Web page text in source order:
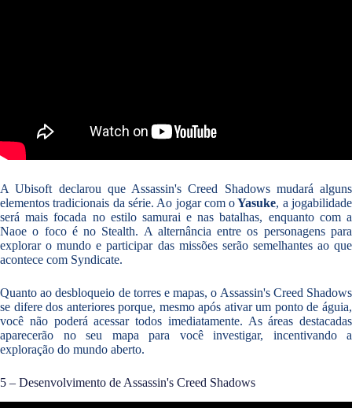
A Ubisoft declarou que Assassin's Creed Shadows mudará alguns
elementos tradicionais da série. Ao jogar com oYasuke, a jogabilidade
será mais focada no estilo samurai e nas batalhas, enquanto com a
Naoe o foco é no Stealth. A alternância entre os personagens para
explorar o mundo e participar das missões serão semelhantes ao que
acontece com Syndicate.
Quanto ao desbloqueio de torres e mapas, o Assassin's Creed Shadows
se difere dos anteriores porque, mesmo após ativar um ponto de águia,
você não poderá acessar todos imediatamente. As áreas destacadas
aparecerão no seu mapa para você investigar, incentivando a
exploração do mundo aberto.
5 – Desenvolvimento de Assassin's Creed Shadows